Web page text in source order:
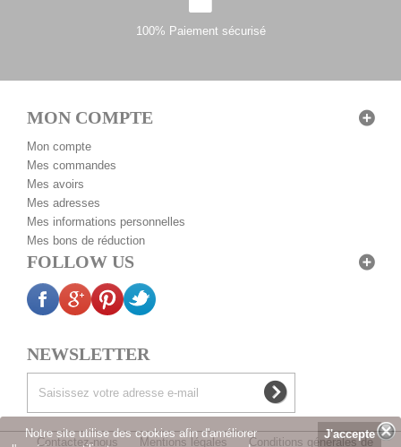
Notre site utilise des cookies afin d'améliorer
100% Paiement sécurisé
MON COMPTE
Mon compte
Mes commandes
Mes avoirs
Mes adresses
Mes informations personnelles
Mes bons de réduction
FOLLOW US
NEWSLETTER
Contactez-nous Mentions légales Conditions générales de